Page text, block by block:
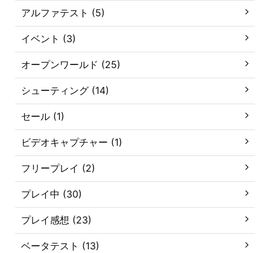
アルファテスト (5)
イベント (3)
オープンワールド (25)
シューティング (14)
セール (1)
ビデオキャプチャー (1)
フリープレイ (2)
プレイ中 (30)
プレイ感想 (23)
ベータテスト (13)